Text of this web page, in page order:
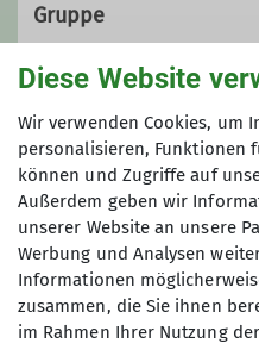
Gruppe
Familiengruppe
Ihr seid eine
draußen
auf gemeinsame
seid ihr bei uns
Programm
Sektion
Diese Website
Wir verwenden Cookies, um
personalisieren, Funktionen
können und Zugriffe auf
Außerdem geben wir
unserer Website an unsere
Werbung und Analysen
Informationen
zusammen, die Sie ihnen
im Rahmen Ihrer Nutzung